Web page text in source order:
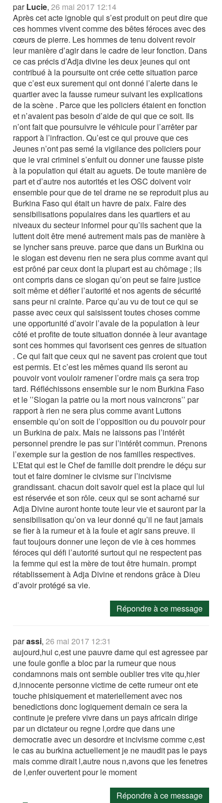
parLucie,26 mai 2017 12:14
Après cet acte ignoble qui s’est produit on peut dire que
ces hommes vivent comme des bêtes féroces avec des
cœurs de pierre. Les hommes de tenu doivent revoir
leur manière d’agir dans le cadre de leur fonction. Dans
ce cas précis d’Adja divine les deux jeunes qui ont
contribué à la poursuite ont crée cette situation parce
que c’est eux surement qui ont donné l’alerte dans le
quartier avec la fausse rumeur suivant les explications
de la scène . Parce que les policiers étaient en fonction
et n’avaient pas besoin d’aide de qui que ce soit. Ils
n’ont fait que poursuivre le véhicule pour l’arrêter par
rapport à l’infraction. Qu’est ce qui prouve que ces
Jeunes n’ont pas semé la vigilance des policiers pour
que le vrai criminel s’enfuit ou donner une fausse piste
à la population qui était au aguets. De toute manière de
part et d’autre nos autorités et les OSC doivent voir
ensemble pour que de tel drame ne se reproduit plus au
Burkina Faso qui était un havre de paix. Faire des
sensibilisations populaires dans les quartiers et au
niveaux du secteur informel pour qu’ils sachent que la
luttent doit être mené autrement mais pas de manière à
se lyncher sans preuve. parce que dans un Burkina ou
le slogan est devenu rien ne sera plus comme avant qui
est prôné par ceux dont la plupart est au chômage ; ils
ont compris dans ce slogan qu’on peut se faire justice
soit même et défier l’autorité et nos agents de sécurité
sans peur ni crainte. Parce qu’au vu de tout ce qui se
passe avec ceux qui saisissent toutes choses comme
une opportunité d’avoir l’avale de la population à leur
côté et profite de toute situation donnée à leur avantage
sont ces hommes qui favorisent ces genres de situation
. Ce qui fait que ceux qui ne savent pas croient que tout
est permis. Et c’est les mêmes quand ils seront au
pouvoir vont vouloir ramener l’ordre mais ça sera trop
tard. Réfléchissons ensemble sur le nom Burkina Faso
et le ’’Slogan la patrie ou la mort nous vaincrons’’ par
rapport à rien ne sera plus comme avant Luttons
ensemble qu’on soit de l’opposition ou du pouvoir pour
un Burkina de paix. Mais ne laissons pas l’intérêt
personnel prendre le pas sur l’intérêt commun. Prenons
l’exemple sur la gestion de nos familles respectives.
L’Etat qui est le Chef de famille doit prendre le déçu sur
tout et faire dominer le civisme sur l’incivisme
grandissant. chacun doit savoir quel est la place qui lui
est réservée et son rôle. ceux qui se sont acharné sur
Adja Divine auront honte toute leur vie et sauront par la
sensibilisation qu’on va leur donné qu’il ne faut jamais
se fier à la rumeur et à la foule et agir sans preuve. il
faut toujours donner une leçon de vie à ces hommes
féroces qui défi l’autorité surtout qui ne respectent pas
la femme qui est la mère de tout être humain. prompt
rétablissement à Adja Divine et rendons grâce à Dieu
d’avoir protégé sa vie.
Répondre à ce message
parassi,26 mai 2017 12:31
aujourd,hui c,est une pauvre dame qui est agressee par
une foule gonfle a bloc par la rumeur que nous
condamnons mais ont semble oublier tres vite qu,hier
d,innocente personne victime de cette rumeur ont ete
touche phisiquement et materiellement avec nos
benedictions donc logiquement demain ce sera la
continute je prefere vivre dans un pays africain dirige
par un dictateur ou regne l,ordre que dans une
democratie avec un desordre et incivisme comme c,est
le cas au burkina actuellement je ne maudit pas le pays
mais comme dirait l,autre nous n,avons que les fenetres
de l,enfer ouvertent pour le moment
Répondre à ce message